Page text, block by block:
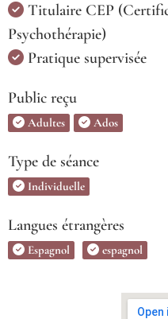
Titulaire CEP
Psychothérapie)
Pratique supervisée
Public reçu
Adultes Ados
Type de séance
Individuelle
Langues étrangères
Espagnol espagnol